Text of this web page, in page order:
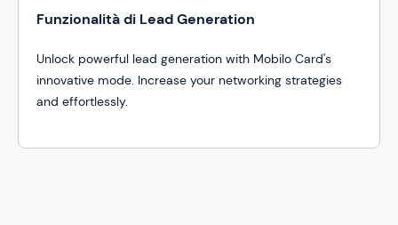
Funzionalità di Lead Generation
Unlock powerful lead generation with Mobilo Card's
innovative mode. Increase your networking strategies
and effortlessly.